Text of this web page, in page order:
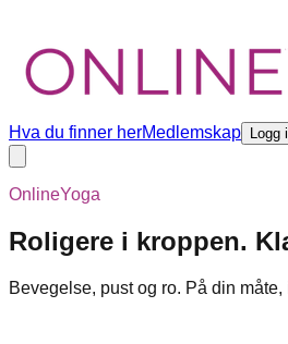
Hva du finner herMedlemskap Logg
OnlineYoga
Roligere i kroppen.
Bevegelse, pust og ro. På din måte,